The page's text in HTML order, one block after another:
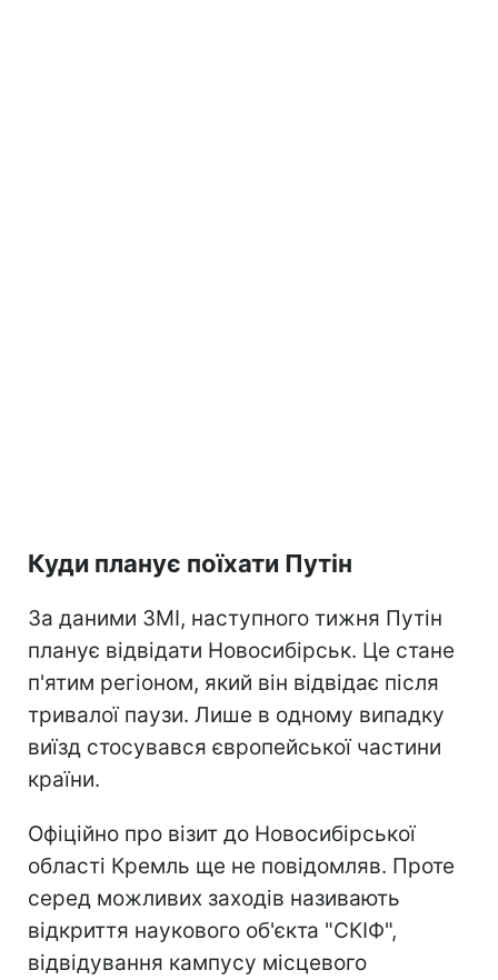
Куди планує поїхати Путін
За даними ЗМІ, наступного тижня Путін
планує відвідати Новосибірськ. Це стане
п'ятим регіоном, який він відвідає після
тривалої паузи. Лише в одному випадку
виїзд стосувався європейської частини
країни.
Офіційно про візит до Новосибірської
області Кремль ще не повідомляв. Проте
серед можливих заходів називають
відкриття наукового об'єкта "СКІФ",
відвідування кампусу місцевого